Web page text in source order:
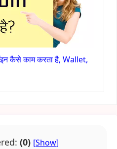
कैसे काम करता है, Wallet,
(0)